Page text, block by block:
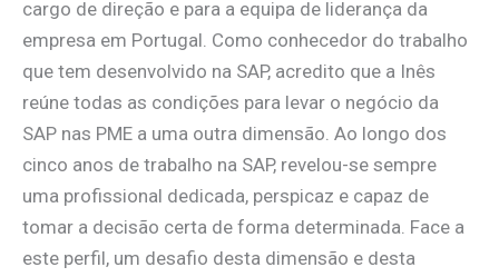
cargo de direção e para a equipa de liderança da
empresa em Portugal. Como conhecedor do trabalho
que tem desenvolvido na SAP, acredito que a Inês
reúne todas as condições para levar o negócio da
SAP nas PME a uma outra dimensão. Ao longo dos
cinco anos de trabalho na SAP, revelou-se sempre
uma profissional dedicada, perspicaz e capaz de
tomar a decisão certa de forma determinada. Face a
este perfil, um desafio desta dimensão e desta